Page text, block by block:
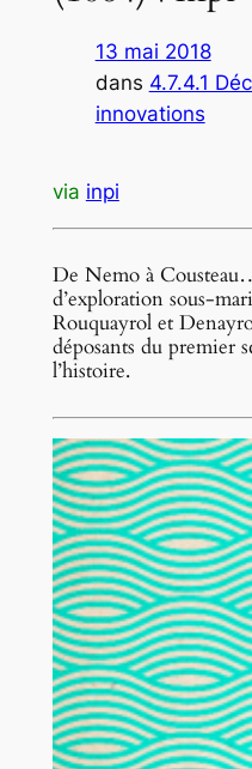
13 mai 2018
dans 4.7.4.1
innovations
via inpi
De Nemo à
d’exploration sous-
Rouquayrol et
déposants du premier
l’histoire.